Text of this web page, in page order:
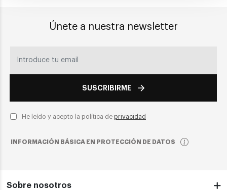
Únete a nuestra newsletter
SUSCRIBIRME
He leído y acepto la política de privacidad
INFORMACIÓN BÁSICA EN PROTECCIÓN DE DATOS
Sobre nosotros